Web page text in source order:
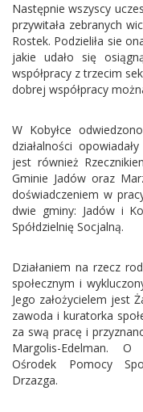
Następnie wszyscy
przywitała zebranych
Rostek. Podzieliła sie
jakie udało się
współpracy z trzecim
dobrej współpracy
W Kobyłce
działalności
jest również
Gminie Jadów oraz
doświadczeniem w
dwie gminy: Jadów i
Spółdzielnię Socjalną.
Działaniem na rzecz
społecznym i
Jego założycielem jest
zawoda i kuratorka
za swą pracę i
Margolis-Edelman. O
Ośrodek Pomocy
Drzazga.